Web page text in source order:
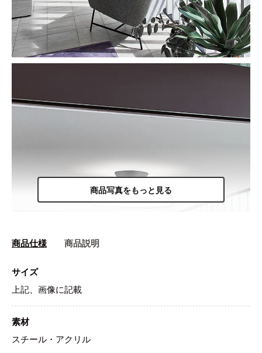
商品写真をもっと見る
商品仕様 商品説明
サイズ
上記、画像に記載
素材
スチール・アクリル